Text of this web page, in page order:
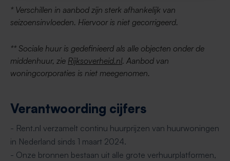
* Verschillen in aanbod zijn sterk afhankelijk van
seizoensinvloeden. Hiervoor is niet gecorrigeerd.
** Sociale huur is gedefinieerd als alle objecten onder de
middenhuur, zie Rijksoverheid.nl. Aanbod van
woningcorporaties is niet meegenomen.
Verantwoording cijfers
- Rent.nl verzamelt continu huurprijzen van huurwoningen
in Nederland sinds 1 maart 2024.
- Onze bronnen bestaan uit alle grote verhuurplatformen,